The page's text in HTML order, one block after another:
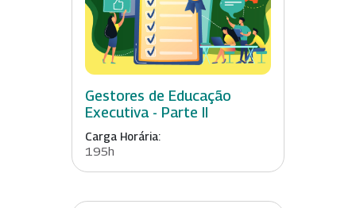
Gestores de Educação
Executiva - Parte II
Carga Horária:
195h